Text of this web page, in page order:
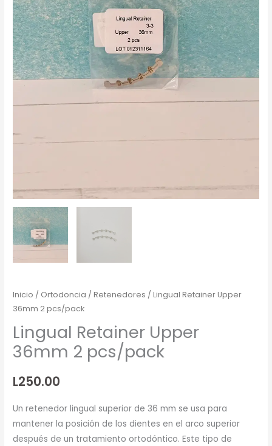
Inicio / Ortodoncia /Retenedores / Lingual Retainer Upper
36mm 2 pcs/pack
Lingual Retainer Upper
36mm 2 pcs/pack
L250.00
Un retenedor lingual superior de 36 mm se usa para
mantener la posición de los dientes en el arco superior
después de un tratamiento ortodóntico. Este tipo de